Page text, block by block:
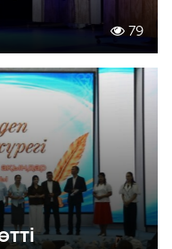
79